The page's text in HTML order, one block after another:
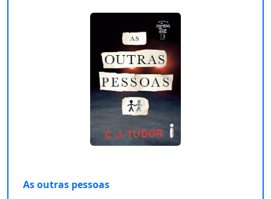
As outras pessoas